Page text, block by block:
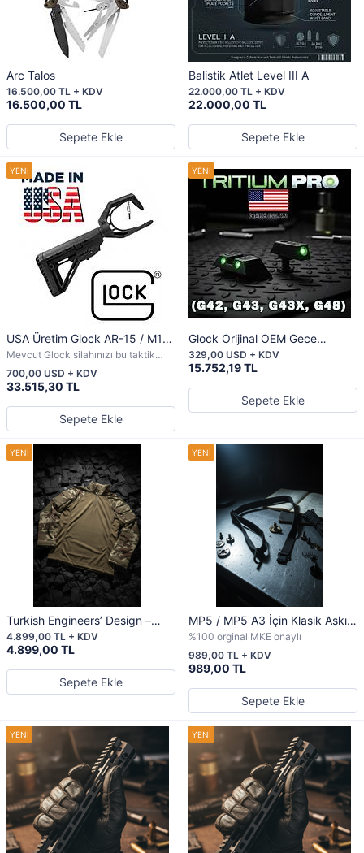
Arc Talos
16.500,00 TL
16.500,00 TL + KDV
Sepete Ekle
Balistik Atlet Level III A
22.000,00 TL
22.000,00 TL + KDV
Sepete Ekle
USA Üretim Glock AR-15 / M16
/ M4 Dipçik Adaptörü – Aletsiz
Mevcut Glock silahınızı bu taktik
dönüşüm kiti ile profesyonel bir
silaha dönüştürün.
33.515,30 TL
700,00 USD + KDV
Sepete Ekle
Glock Orijinal OEM Gece
Nişangahı Seti – Trityum – ABD
Üretimi (G42 / G43 / G43X /
15.752,19 TL
329,00 USD + KDV
Sepete Ekle
Turkish Engineers’ Design –
Özel Kuvvetler Taktik Tişörtü
4.899,00 TL
4.899,00 TL + KDV
Sepete Ekle
MP5 / MP5 A3 İçin Klasik Askı
Kayışı
%100 orginal MKE onaylı
989,00 TL
989,00 TL + KDV
Sepete Ekle